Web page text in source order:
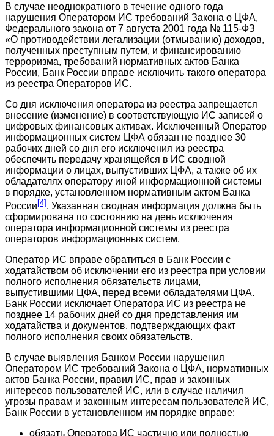
В случае неоднократного в течение одного года
нарушения Оператором ИС требований Закона о ЦФА,
Федерального закона от 7 августа 2001 года № 115-ФЗ
«О противодействии легализации (отмыванию) доходов,
полученных преступным путем, и финансированию
терроризма, требований нормативных актов Банка
России, Банк России вправе исключить такого оператора
из реестра Операторов ИС.
Со дня исключения оператора из реестра запрещается
внесение (изменение) в соответствующую ИС записей о
цифровых финансовых активах. Исключенный Оператор
информационных систем ЦФА обязан не позднее 30
рабочих дней со дня его исключения из реестра
обеспечить передачу хранящейся в ИС сводной
информации о лицах, выпустивших ЦФА, а также об их
обладателях оператору иной информационной системы
в порядке, установленном нормативным актом Банка
России [4] . Указанная сводная информация должна быть
сформирована по состоянию на день исключения
оператора информационной системы из реестра
операторов информационных систем.
Оператор ИС вправе обратиться в Банк России с
ходатайством об исключении его из реестра при условии
полного исполнения обязательств лицами,
выпустившими ЦФА, перед всеми обладателями ЦФА.
Банк России исключает Оператора ИС из реестра не
позднее 14 рабочих дней со дня представления им
ходатайства и документов, подтверждающих факт
полного исполнения своих обязательств.
В случае выявления Банком России нарушения
Оператором ИС требований Закона о ЦФА, нормативных
актов Банка России, правил ИС, прав и законных
интересов пользователей ИС, или в случае наличия
угрозы правам и законным интересам пользователей ИС,
Банк России в установленном им порядке вправе:
обязать Оператора ИС частично или полностью